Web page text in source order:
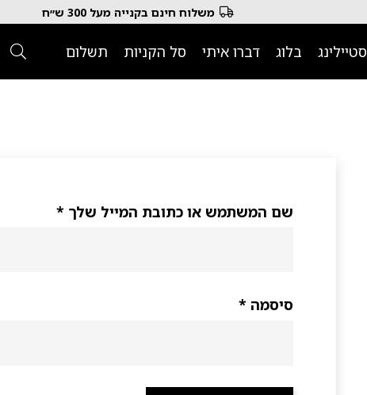
משלוח חינם בקנייה מעל 300 ש״ח
סטיילינג בלוג דברו איתי סל הקניות תשלום
שם המשתמש או כתובת המייל שלך *חובה
סיסמה *חובה